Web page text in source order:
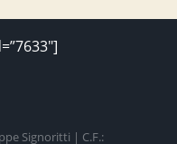
Signoritti | C.F.: